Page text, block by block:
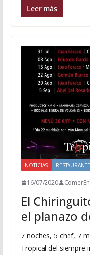
Leer más
NOTICIAS
16/07/2020
El
el planazo
7 noches, 5 chef, 7
Tropical del siempre